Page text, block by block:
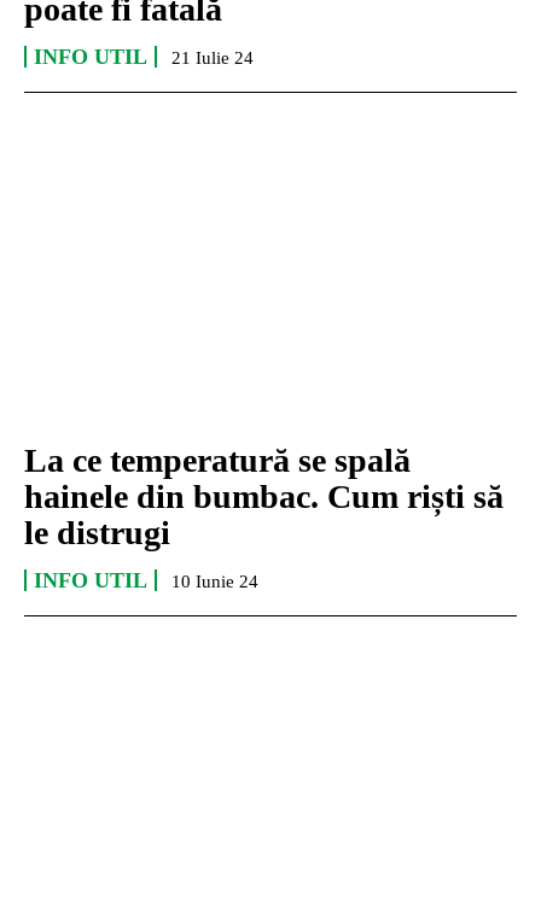
poate fi fatală
INFO UTIL 21 Iulie 24
La ce temperatură se spală
hainele din bumbac. Cum riști să
le distrugi
INFO UTIL 10 Iunie 24